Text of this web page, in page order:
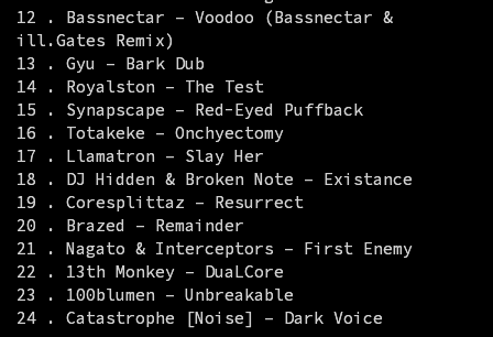
12 . Bassnectar – Voodoo (Bassnectar &
ill.Gates Remix)
13 . Gyu – Bark Dub
14 . Royalston – The Test
15 . Synapscape – Red-Eyed Puffback
16 . Totakeke – Onchyectomy
17 . Llamatron – Slay Her
18 . DJ Hidden & Broken Note – Existance
19 . Coresplittaz – Resurrect
20 . Brazed – Remainder
21 . Nagato & Interceptors – First Enemy
22 . 13th Monkey – DuaLCore
23 . 100blumen – Unbreakable
24 . Catastrophe [Noise] – Dark Voice